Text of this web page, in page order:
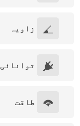
زاویہ
توانائی
طاقت